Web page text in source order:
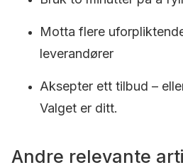
Motta flere
leverandører
Aksepter ett tilbud –
Valget er ditt.
Andre relevante